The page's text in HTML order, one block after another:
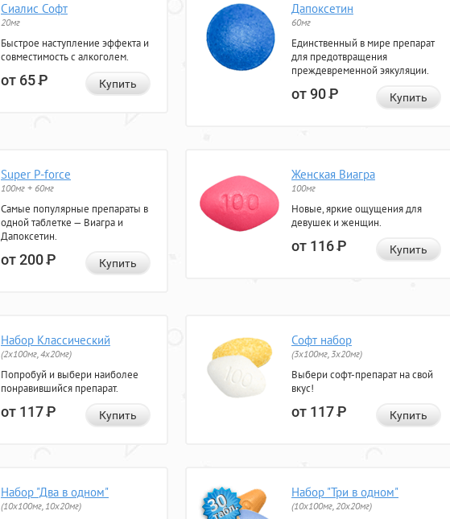
Сиалис Софт
20мг
Быстрое наступление эффекта и
совместимость с алкоголем.
от 65Р Купить
Дапоксетин
60мг
Единственный в мире препарат
для предотвращения
преждевременной эякуляции.
от 90Р Купить
Super P-force
100мг + 60мг
Самые популярные препараты в
одной таблетке — Виагра и
Дапоксетин.
от 200Р Купить
Женская Виагра
100мг
Новые, яркие ощущения для
девушек и женщин.
от 116Р Купить
Набор Классический
(2x100мг, 4x20мг)
Попробуй и выбери наиболее
понравившийся препарат.
от 117Р Купить
Софт набор
(3x100мг, 3x20мг)
Выбери софт-препарат на свой
вкус!
от 117Р Купить
Набор "Два в одном"
(10x100мг, 10x20мг)
Набор "Три в одном"
(10x100мг, 20x20мг)